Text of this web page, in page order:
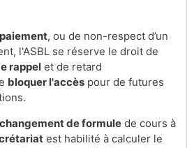
, ou de non-respect d’un
l'ASBL se réserve le droit de
rappel et de retard
bloquer l'accès pour de futures
de formule de cours à
est habilité à calculer le